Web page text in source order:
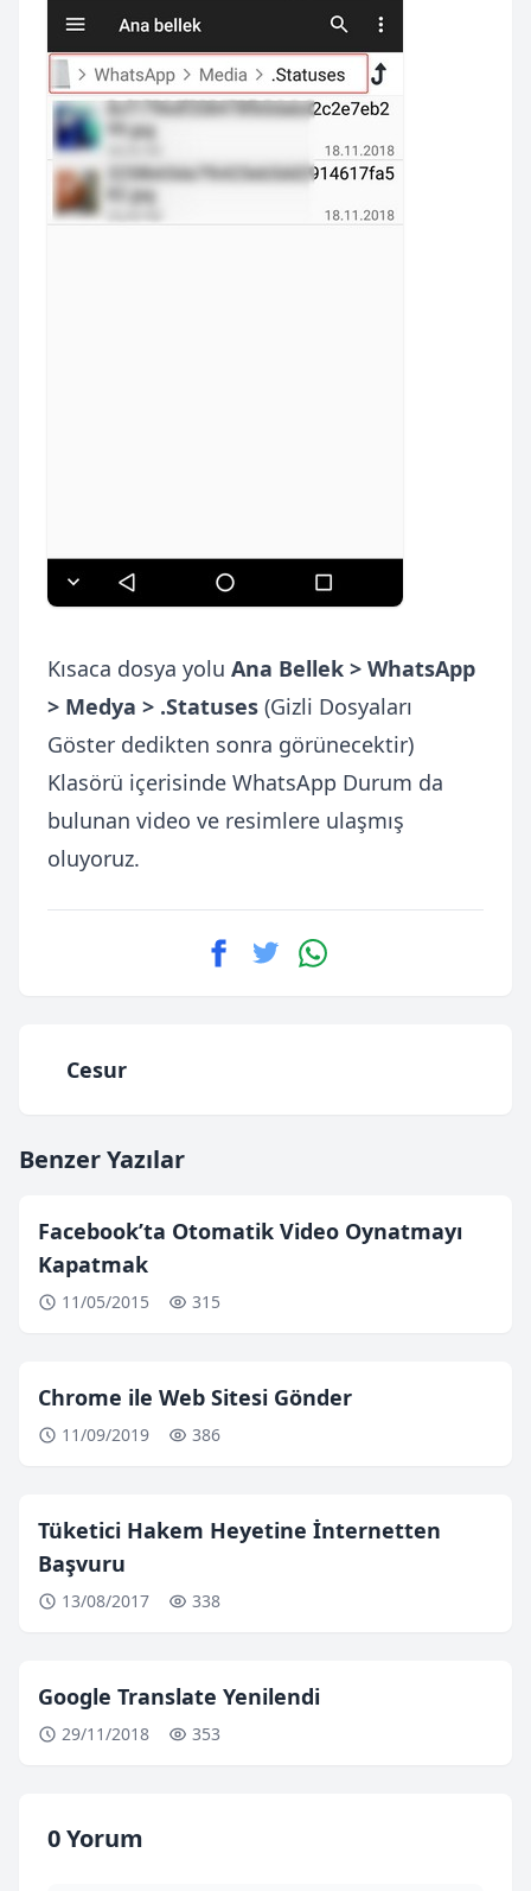
Kısaca dosya yolu Ana Bellek > WhatsApp
> Medya > .Statuses (Gizli Dosyaları
Göster dedikten sonra görünecektir)
Klasörü içerisinde WhatsApp Durum da
bulunan video ve resimlere ulaşmış
oluyoruz.
Cesur
Benzer Yazılar
Facebook’ta Otomatik Video Oynatmayı
Kapatmak
11/05/2015 315
Chrome ile Web Sitesi Gönder
11/09/2019 386
Tüketici Hakem Heyetine İnternetten
Başvuru
13/08/2017 338
Google Translate Yenilendi
29/11/2018 353
0 Yorum